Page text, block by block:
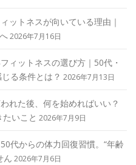
ットネスが向いている理由｜
2026年7月16日
ィットネスの選び方｜50代・
る条件とは？ 2026年7月13日
れた後、何を始めればいい？
いこと 2026年7月9日
代からの体力回復習慣。“年齢
ん 2026年7月6日